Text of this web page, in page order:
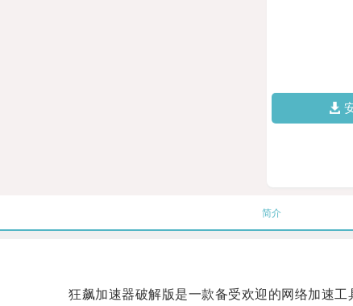
简介
狂飙加速器破解版是一款备受欢迎的网络加速工